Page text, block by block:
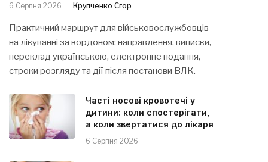
6 Серпня 2026 Крупченко Єгор
Практичний маршрут для військовослужбовців
на лікуванні за кордоном: направлення, виписки,
переклад українською, електронне подання,
строки розгляду та дії після постанови ВЛК.
Часті носові кровотечі у
дитини: коли спостерігати,
а коли звертатися до лікаря
6 Серпня 2026